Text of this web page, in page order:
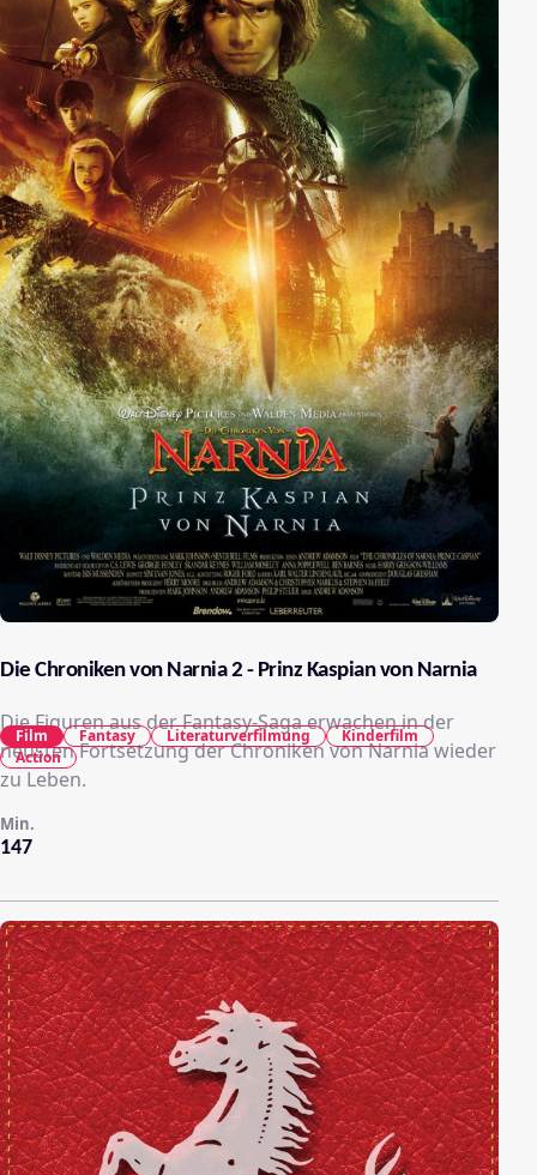
Die Chroniken von Narnia 2 - Prinz Kaspian von Narnia
Die Figuren aus der Fantasy-Saga erwachen in der
neusten Fortsetzung der Chroniken von Narnia wieder
zu Leben.
147
Min.
Film Fantasy Literaturverfilmung
Kinderfilm
Action